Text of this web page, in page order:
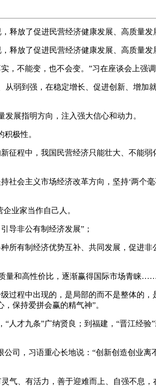
放了促进民营经济健康发展、高质量发
放了促进民营经济健康发展、高质量发
不能变，也不会变。”习在座谈会上强调
弱到强，在稳定增长、促进创新、增加
展指明方向，注入强大信心和动力。
极性。
程中，我国民营经济只能壮大、不能弱
会主义市场经济改革方向，坚持‘两个毫
业家当作自己人。
导非公有制经济发展”；
有制经济优势互补、共同发展，促进非
量和高性价比，逐渐赢得国际市场青睐
程中出现的，是局部的而不是整体的，
保持爱拼会赢的精气神”。
才九条”广纳贤良；到福建，“晋江经验
，习语重心长地说：“创新创造创业离
、有活力，善于迎难而上、自强不息，